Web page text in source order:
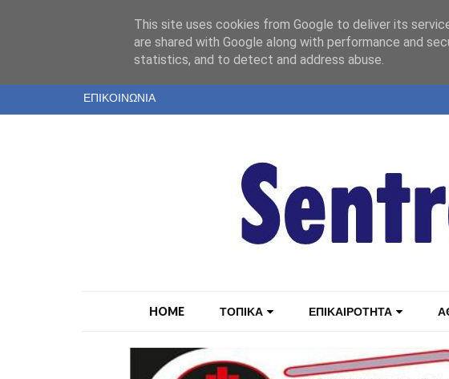
ΤΑΥΤΟΤΗΤΑ
ΕΝΤΥΠΗ ΕΚΔΟΣΗ
ΕΠΙΚΟΙΝΩΝΙΑ
HOME ΤΟΠΙΚΑ ΕΠΙΚΑΙΡΟΤΗΤΑ
This site uses cookies from Google to deliver its
are shared with Google along with performance and
statistics, and to detect and address abuse.